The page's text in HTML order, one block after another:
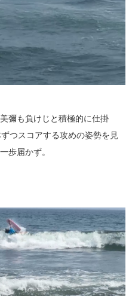
彌も負けじと積極的に仕掛
つスコアする攻めの姿勢を見
歩届かず。